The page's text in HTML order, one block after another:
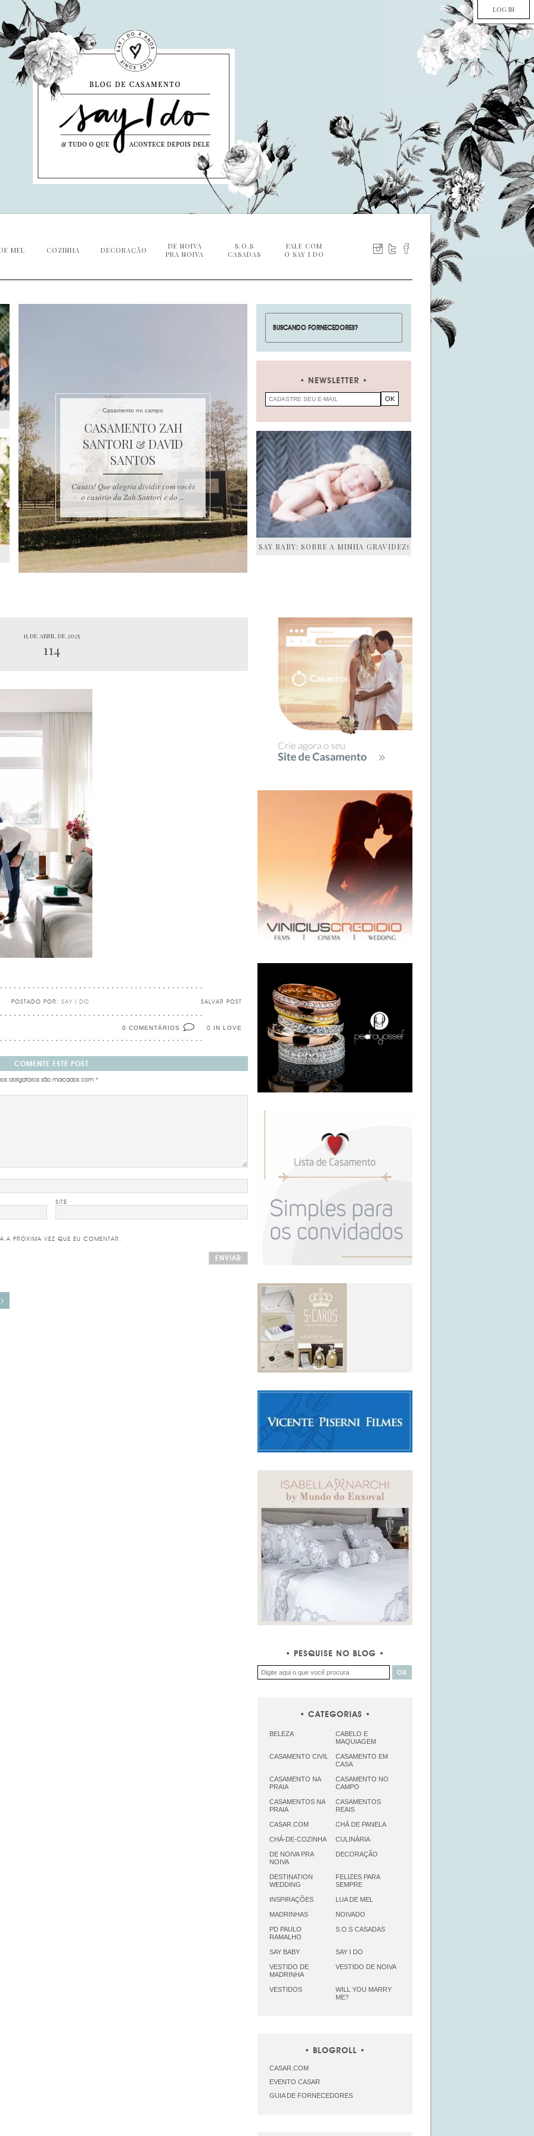
LOG IN
MEL COZINHA DECORAÇÃO
DE NOIVA
PRA NOIVA
S.O.S
CASADAS
FALE COM
O SAY I DO
Casamento no campo
CASAMENTO ZAH
SANTORI & DAVID
SANTOS
Casais! Que alegria dividir com vocês
o casório da Zah Santori e do ...
NEWSLETTER
SAY BABY: SOBRE A MINHA GRAVIDEZ!
15 de abril de 2025
114
SALVAR POST
POSTADO POR: SAY I DO
0 IN LOVE
0 COMENTÁRIOS
COMENTE ESTE POST
obrigatórios são marcados com *
SITE
A PRÓXIMA VEZ QUE EU COMENTAR.
SIDEBAR
PESQUISE NO BLOG
CATEGORIAS
BELEZA
CABELO E
MAQUIAGEM
CASAMENTO CIVIL
CASAMENTO EM
CASA
CASAMENTO NA
PRAIA
CASAMENTO NO
CAMPO
CASAMENTOS NA
PRAIA
CASAMENTOS
REAIS
CASAR.COM CHÁ DE PANELA
CHÁ-DE-COZINHA CULINÁRIA
DE NOIVA PRA
NOIVA
DECORAÇÃO
DESTINATION
WEDDING
FELIZES PARA
SEMPRE
INSPIRAÇÕES LUA DE MEL
MADRINHAS NOIVADO
PD PAULO
RAMALHO
S.O.S CASADAS
SAY BABY SAY I DO
VESTIDO DE
MADRINHA
VESTIDO DE NOIVA
VESTIDOS
WILL YOU MARRY
ME?
BLOGROLL
CASAR.COM
EVENTO CASAR
GUIA DE FORNECEDORES